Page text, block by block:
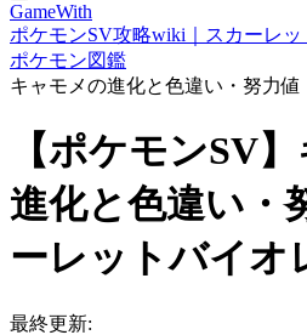
GameWith
ポケモンSV攻略wiki｜スカーレッ
ポケモン図鑑
キャモメの進化と色違い・努力値
【ポケモンSV
進化と色違い・
ーレットバイオ
最終更新: